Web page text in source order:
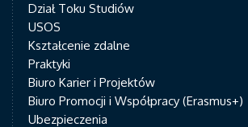
Dział Toku Studiów
USOS
Kształcenie zdalne
Praktyki
Biuro Karier i Projektów
Biuro Promocji i Współpracy (Erasmus+)
Ubezpieczenia